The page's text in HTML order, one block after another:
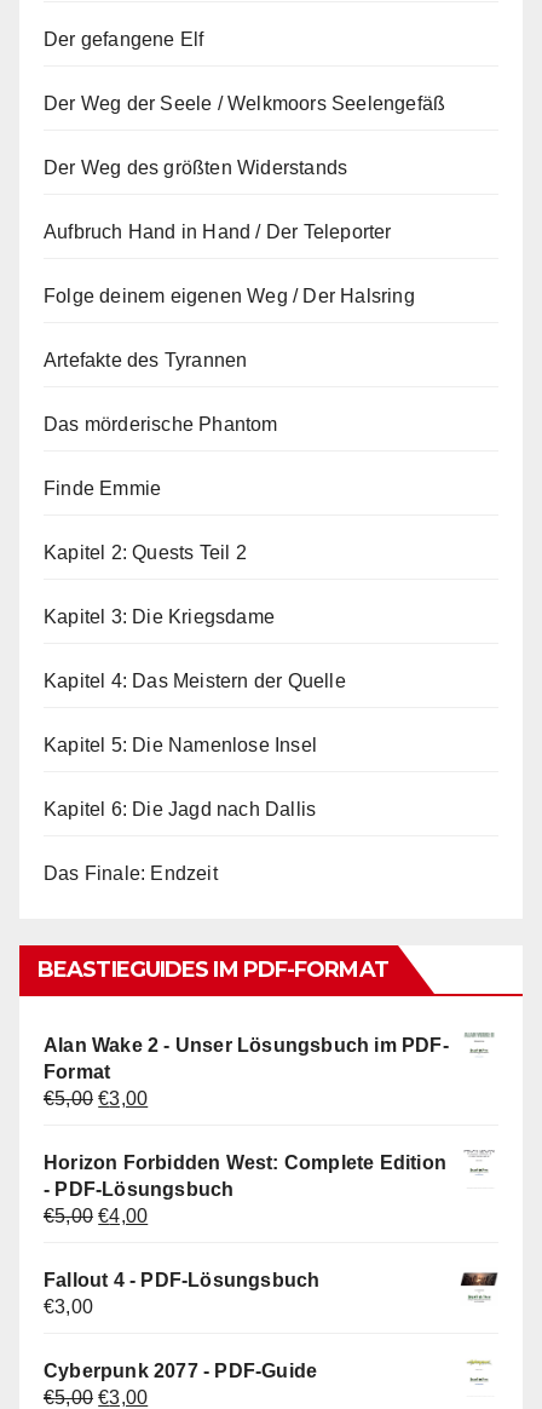
Der gefangene Elf
Der Weg der Seele / Welkmoors Seelengefäß
Der Weg des größten Widerstands
Aufbruch Hand in Hand / Der Teleporter
Folge deinem eigenen Weg / Der Halsring
Artefakte des Tyrannen
Das mörderische Phantom
Finde Emmie
Kapitel 2: Quests Teil 2
Kapitel 3: Die Kriegsdame
Kapitel 4: Das Meistern der Quelle
Kapitel 5: Die Namenlose Insel
Kapitel 6: Die Jagd nach Dallis
Das Finale: Endzeit
BEASTIEGUIDES IM PDF-FORMAT
Alan Wake 2 - Unser Lösungsbuch im PDF-
Format
€5,00 Ursprünglicher
war:
€5,00
€3,00Aktueller
ist:
€3,00.
Horizon Forbidden West: Complete Edition
- PDF-Lösungsbuch
€5,00 Ursprünglicher
war:
€4,00Aktueller
ist:
Fallout 4 - PDF-Lösungsbuch
€3,00
Cyberpunk 2077 - PDF-Guide
€5,00 Ursprünglicher
€3,00Aktueller